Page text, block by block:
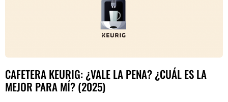
CAFETERA KEURIG: ¿VALE LA PENA? ¿CUÁL ES LA
MEJOR PARA MÍ? (2025)